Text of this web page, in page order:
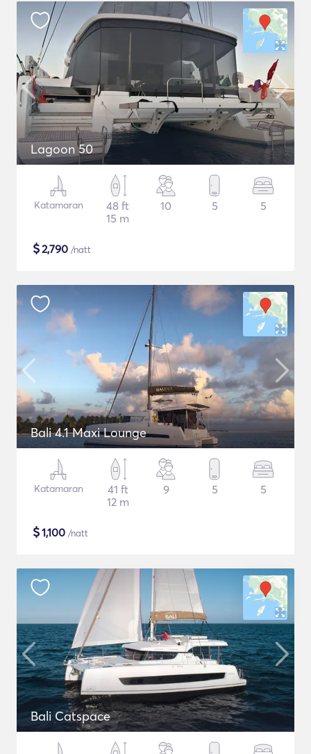
Lagoon 50
Katamaran
48 ft
15 m
10 5 5
$2,790 /natt
Bali 4.1 Maxi Lounge
Katamaran
41 ft
12 m
9 5 5
$1,100 /natt
Bali Catspace